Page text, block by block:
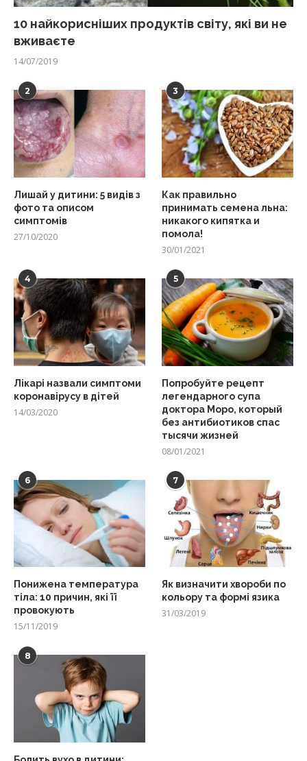
10 найкорисніших продуктів світу, які ви не
вживаєте
14/07/2019
2
Лишай у дитини: 5 видів з
фото та описом
симптомів
27/10/2020
3
Как правильно
принимать семена льна:
никакого кипятка и
помола!
30/01/2021
4
Лікарі назвали симптоми
коронавірусу в дітей
14/03/2020
5
Попробуйте рецепт
легендарного супа
доктора Моро, который
без антибиотиков спас
тысячи жизней
08/01/2021
6
Понижена температура
тіла: 10 причин, які її
провокують
15/11/2019
7
Як визначити хвороби по
кольору та формі язика
31/03/2019
8